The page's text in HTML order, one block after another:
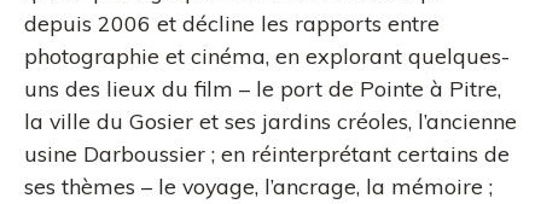
depuis 2006 et décline les rapports entre
photographie et cinéma, en explorant quelques-
uns des lieux du film – le port de Pointe à Pitre,
la ville du Gosier et ses jardins créoles, l’ancienne
usine Darboussier ; en réinterprétant certains de
ses thèmes – le voyage, l’ancrage, la mémoire ;